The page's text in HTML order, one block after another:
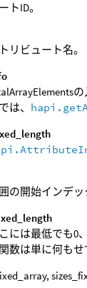
トID。
リビュート名。
は、
の開始インデ
には最低でも0
数は単に何もせ